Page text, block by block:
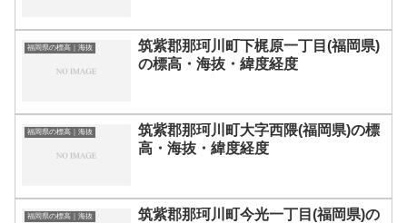
福岡県の標高｜海抜
筑紫郡那珂川町下梶原一丁目(福岡県)
の標高・海抜・緯度経度
福岡県の標高｜海抜
筑紫郡那珂川町大字西隈(福岡県)の標
高・海抜・緯度経度
福岡県の標高｜海抜
筑紫郡那珂川町今光一丁目(福岡県)の